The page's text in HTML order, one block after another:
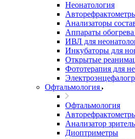
Неонатология
Анализаторы
Аппараты
ИВЛ для
Инкубаторы для
Открытые
Фототерапия для
Офтальмология
Офтальмология
Анализатор
Диоптриметры